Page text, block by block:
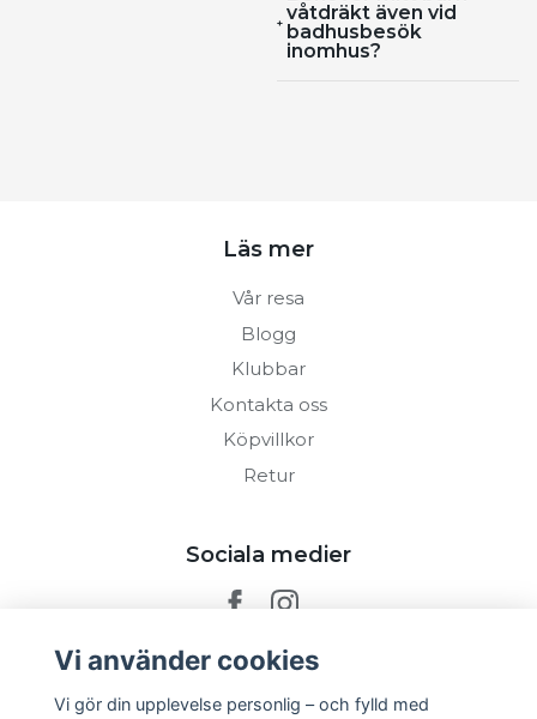
våtdräkt även vid
badhusbesök
inomhus?
Läs mer
Vår resa
Blogg
Klubbar
Kontakta oss
Köpvillkor
Retur
Sociala medier
Prenumerera på vårt nyhetsbrev
Vi använder cookies
Vi gör din upplevelse personlig – och fylld med